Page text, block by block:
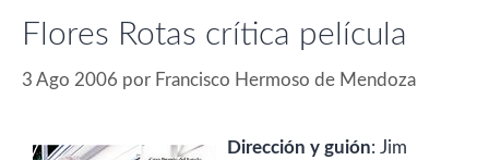
Flores Rotas crítica película
3 Ago 2006 por Francisco Hermoso de Mendoza
Dirección y guión: Jim